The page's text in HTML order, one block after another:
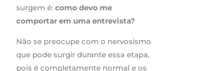
surgem é:como devo me
comportar em uma entrevista?
Não se preocupe com o nervosismo
que pode surgir durante essa etapa,
pois é completamente normal e os